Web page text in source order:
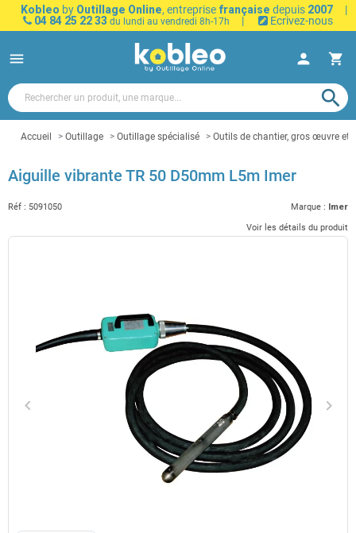
Kobleo by Outillage Online, entreprise française depuis 2007
|
04 84 25 22 33 du lundi au vendredi 8h-17h | Ecrivez-nous
menu person shopping_cart
search
Accueil Outillage Outillage spécialisé Outils de chantier, gros œuvre et
Aiguille vibrante TR 50 D50mm L5m Imer
Réf : 5091050 Marque : Imer
Voir les détails du produit
Précédent
keyboard_arrow_left keyboard_arrow_right